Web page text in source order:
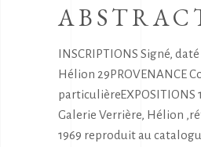
INSCRIPTIONS Signé,
Hélion 29PROVENANCE
particulièreEXPOSITIONS
Galerie Verrière, Hélion
1969 reproduit au